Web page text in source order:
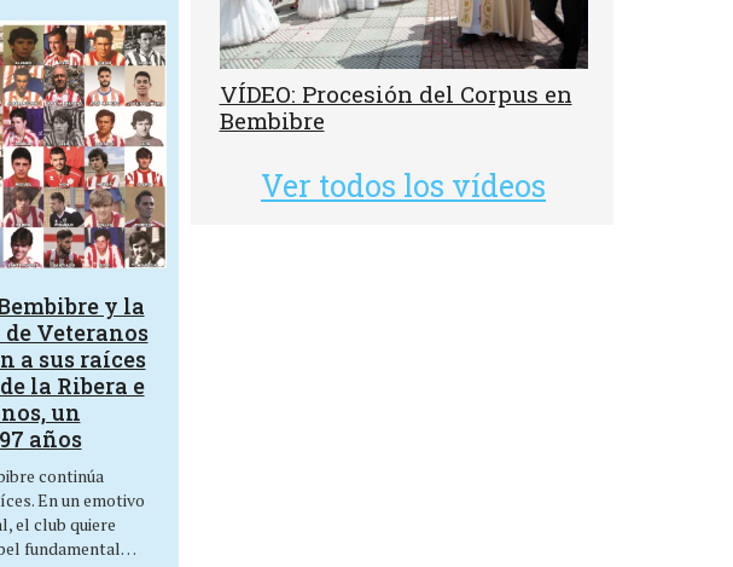
y la
Veteranos
a sus raíces
la Ribera e
un
años
continúa
En un emotivo
el club quiere
fundamental…
VÍDEO: Procesión del Corpus en
Bembibre
Ver todos los vídeos